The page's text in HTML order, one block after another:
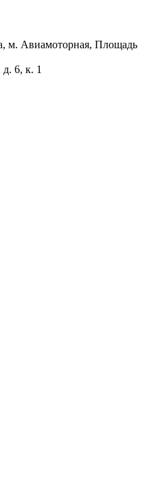
м. Авиамоторная, Площадь
6, к. 1